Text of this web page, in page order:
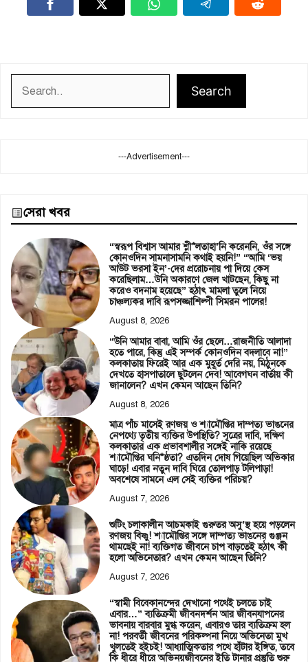
Search
---Advertisement---
সেরা খবর
“স্বরূপ বিশ্বাস আমার শ্লী*লতাহা’নি করেননি, ওঁর সঙ্গে
কোনওদিন সামনাসামনি কথাই হয়নি!” “আমি ‘ভয়
আউট ভরসা ইন’-দের প্ররোচনায় পা দিয়ে কেস
করেছিলাম…উনি অকারণে জেল খাটছেন, কিছু না
করেও বদনাম হয়েছে” হঠাৎ মামলা তুলে নিয়ে
চাঞ্চল্যকর দাবি রূপসজ্জাশিল্পী সিমরন পালের!
August 8, 2026
“উনি আমার বাবা, আমি ওঁর ছেলে…রাজনীতি আলাদা
হতে পারে, কিন্তু এই সম্পর্ক কোনওদিন বদলাবে না!”
কলকাতায় ফিরেই আর এক মুহূর্ত দেরি নয়, মিঠুনকে
দেখতে হাসপাতালে ছুটলেন দেব! আবেগঘন বার্তায় কী
জানালেন? এখন কেমন আছেন তিনি?
August 8, 2026
মাত্র পাঁচ মাসেই রণজয় ও শ্যামৌপ্তির দাম্পত্য ভাঙনের
নেপথ্যে তৃতীয় ব্যক্তির উপস্থিতি? সূত্রের দাবি, দক্ষিণ
কলকাতার এক প্রভাবশালীর সঙ্গেই নাকি রয়েছে
শ্যামৌপ্তির ঘনি*ষ্ঠতা? এতদিন দোষ গিয়েছিল অভিকার
ঘাড়ে! এবার নতুন দাবি ঘিরে তোলপাড় টলিপাড়া!
অবশেষে সামনে এল সেই ব্যক্তির পরিচয়?
August 7, 2026
শুটিং চলাকালীন আচমকাই গুরুতর অসু’স্থ হয়ে পড়লেন
রণজয় বিষ্ণু! শ্যামৌপ্তির সঙ্গে দাম্পত্য ভাঙনের গুঞ্জন
থামছেই না! ব্যক্তিগত জীবনে চাপ বাড়তেই হঠাৎ কী
হলো অভিনেতার? এখন কেমন আছেন তিনি?
August 7, 2026
“স্বামী বিবেকানন্দের দেখানো পথেই চলতে চাই
এবার…” ব্যতিক্রমী জীবনদর্শন আর জীবনযাপনের
ভাবনায় বারবার মুগ্ধ করেন, এবারও তার ব্যতিক্রম হল
না! পরবর্তী জীবনের পরিকল্পনা নিয়ে অভিনেতা মুখ
খুলতেই হইচই! আধ্যাত্মিকতার পথে হাঁটার ইঙ্গিত, তবে
কি ধীরে ধীরে অভিনয়জীবনের ইতি টানার প্রস্তুতি শুরু